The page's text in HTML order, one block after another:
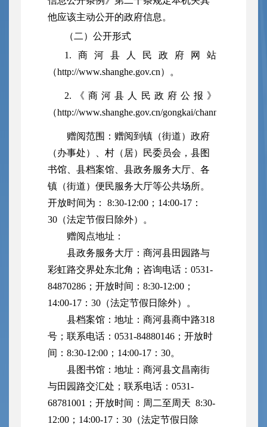
他应该主动公开的政府信息。
（二）公开形式
1.商河县人民政府网站
（http://www.shanghe.gov.cn）。
2.《商河县人民政府公报》
（http://www.shanghe.gov.cn/gongkai/
赠阅范围：赠阅到镇（街道）政府
（办事处）、村（居）民委员会，县图
书馆、县档案馆、县政务服务大厅、各
镇（街道）便民服务大厅等公共场所。
开放时间为： 8:30-12:00；14:00-17：
30（法定节假日除外）。
赠阅点地址：
县政务服务大厅：商河县田园路与
彩虹路交界处东北角；咨询电话：0531-
84870286；开放时间：8:30-12:00；
14:00-17：30（法定节假日除外）。
县档案馆：地址：商河县商中路318
号；联系电话：0531-84880146；开放时
间：8:30-12:00；14:00-17：30。
县图书馆：地址：商河县文昌南街
与田园路交汇处；联系电话：0531-
68781001；开放时间：周二至周天 8:30-
12:00；14:00-17：30（法定节假日除